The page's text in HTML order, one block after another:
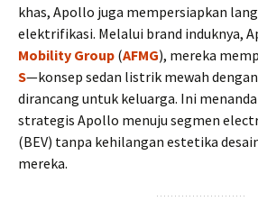
khas, Apollo juga mempersiapkan
elektrifikasi. Melalui brand induknya,
Mobility Group (AFMG), mereka
S—konsep sedan listrik mewah
dirancang untuk keluarga. Ini
strategis Apollo menuju segmen
(BEV) tanpa kehilangan estetika
mereka.